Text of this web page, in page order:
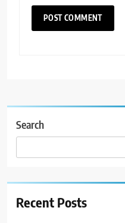
Search
Recent Posts